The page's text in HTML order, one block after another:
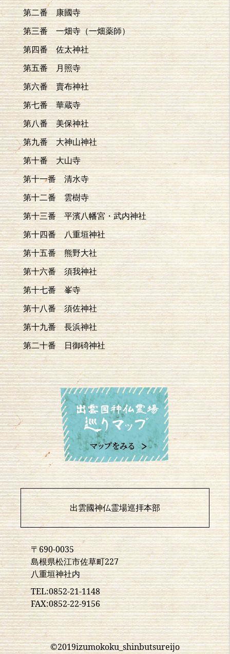
第二番 康國寺
第三番 一畑寺（一畑薬師）
第四番 佐太神社
第五番 月照寺
第六番 賣布神社
第七番 華蔵寺
第八番 美保神社
第九番 大神山神社
第十番 大山寺
第十一番 清水寺
第十二番 雲樹寺
第十三番 平濱八幡宮・武内神社
第十四番 八重垣神社
第十五番 熊野大社
第十六番 須我神社
第十七番 峯寺
第十八番 須佐神社
第十九番 長浜神社
第二十番 日御碕神社
出雲國神仏霊場巡拝本部
〒690-0035
島根県松江市佐草町227
八重垣神社内
TEL:0852-21-1148
FAX:0852-22-9156
©2019izumokoku_shinbutsureijo